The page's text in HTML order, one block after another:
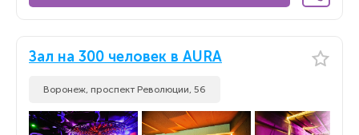
Зал на 300 человек в AURA
Воронеж, проспект Революции, 56